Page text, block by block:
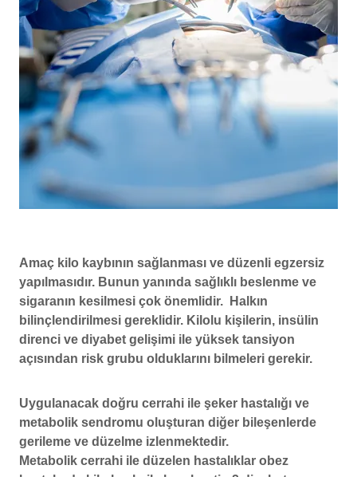
Amaç kilo kaybının sağlanması ve düzenli egzersiz
yapılmasıdır. Bunun yanında sağlıklı beslenme ve
sigaranın kesilmesi çok önemlidir. Halkın
bilinçlendirilmesi gereklidir. Kilolu kişilerin, insülin
direnci ve diyabet gelişimi ile yüksek tansiyon
açısından risk grubu olduklarını bilmeleri gerekir.
Uygulanacak doğru cerrahi ile şeker hastalığı ve
metabolik sendromu oluşturan diğer bileşenlerde
gerileme ve düzelme izlenmektedir.
Metabolik cerrahi ile düzelen hastalıklar obez